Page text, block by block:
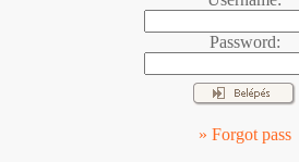
Password:
» Forgot pass